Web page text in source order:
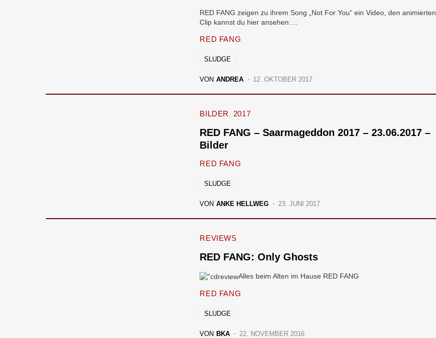
RED FANG zeigen zu ihrem Song „Not For You“ ein Video, den animierten
Clip kannst du hier ansehen:…
RED FANG
SLUDGE
VON ANDREA 12. OKTOBER 2017
BILDER 2017
RED FANG – Saarmageddon 2017 – 23.06.2017 –
Bilder
RED FANG
SLUDGE
VON ANKE HELLWEG 23. JUNI 2017
REVIEWS
RED FANG: Only Ghosts
Alles beim Alten im Hause RED FANG
RED FANG
SLUDGE
VON BKA 22. NOVEMBER 2016